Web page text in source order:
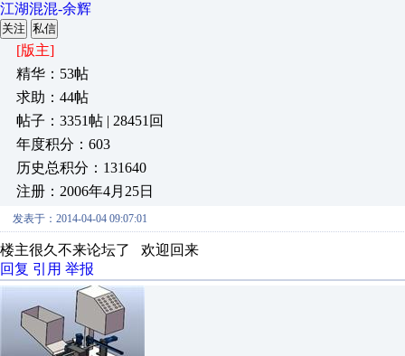
江湖混混-余辉
关注 私信
[版主]
精华：53帖
求助：44帖
帖子：3351帖 | 28451回
年度积分：603
历史总积分：131640
注册：2006年4月25日
发表于：2014-04-04 09:07:01
楼主很久不来论坛了 欢迎回来
回复 引用 举报